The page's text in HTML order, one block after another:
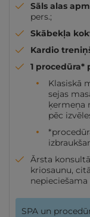
Sāls alas
pers.;
Skābekļa
Kardio
1 procedūra*
Klasiskā
sejas
ķermeņa
pēc
Ārsta
kriosaunu,
SPA un